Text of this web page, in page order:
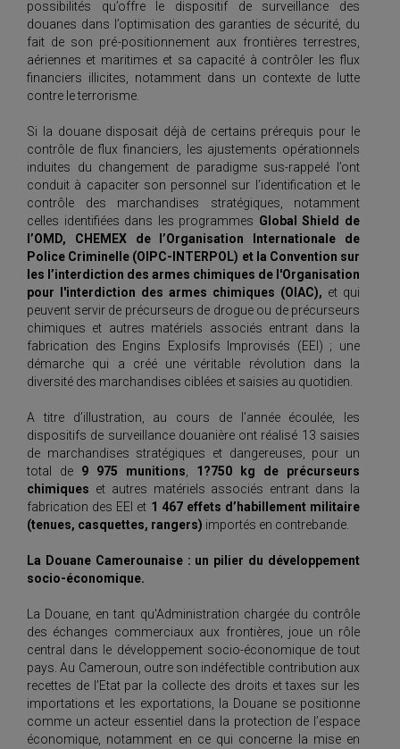
possibilités qu’offre le dispositif de surveillance des
douanes dans l’optimisation des garanties de sécurité, du
fait de son pré-positionnement aux frontières terrestres,
aériennes et maritimes et sa capacité à contrôler les flux
financiers illicites, notamment dans un contexte de lutte
contre le terrorisme.
Si la douane disposait déjà de certains prérequis pour le
contrôle de flux financiers, les ajustements opérationnels
induites du changement de paradigme sus-rappelé l’ont
conduit à capaciter son personnel sur l’identification et le
contrôle des marchandises stratégiques, notamment
celles identifiées dans les programmes Global Shield de
l’OMD, CHEMEX de l’Organisation Internationale de
Police Criminelle (OIPC-INTERPOL) et la Convention sur
les l’interdiction des armes chimiques de l'Organisation
pour l'interdiction des armes chimiques (OIAC), et qui
peuvent servir de précurseurs de drogue ou de précurseurs
chimiques et autres matériels associés entrant dans la
fabrication des Engins Explosifs Improvisés (EEI) ; une
démarche qui a créé une véritable révolution dans la
diversité des marchandises ciblées et saisies au quotidien.
A titre d’illustration, au cours de l’année écoulée, les
dispositifs de surveillance douanière ont réalisé 13 saisies
de marchandises stratégiques et dangereuses, pour un
total de 9 975 munitions
1?750 kg de précurseurs
chimiques et autres matériels associés entrant dans la
fabrication des EEI et 1 467 effets d’habillement militaire
(tenues, casquettes, rangers) importés en contrebande.
La Douane Camerounaise : un pilier du développement
socio-économique.
La Douane, en tant qu'Administration chargée du contrôle
des échanges commerciaux aux frontières, joue un rôle
central dans le développement socio-économique de tout
pays. Au Cameroun, outre son indéfectible contribution aux
recettes de l’Etat par la collecte des droits et taxes sur les
importations et les exportations, la Douane se positionne
comme un acteur essentiel dans la protection de l’espace
économique, notamment en ce qui concerne la mise en